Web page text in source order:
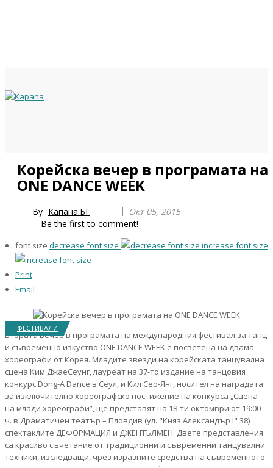
Корейска вечер в програмата на
ONE DANCE WEEK
By Капана.БГ
Окт 05, 2015
Be the first to comment!
font size decrease font size increase font size
Print
Email
ФЕСТИВАЛИ
Втората вечер в програмата на международния фестивал за танц
и съвременно изкуство ONE DANCE WEEK е посветена на двама
хореографи от Корея. Младите звезди на корейската танцувална
сцена Ким ДжаеСеунг, лауреат на 37-то издание на танцовия
конкурс Dong-A Dance в Сеул, и Кил Сео-Янг, носител на наградата
за изключително хореографско постижение на конкурса „Сцена
на млади хореографи”, ще представят на 18-ти октомври от 19:00
ч. в Драматичен театър – Пловдив (ул. "Княз Александър I" 38)
спектаклите ДЕФОРМАЦИЯ и ДЖЕНТЪЛМЕН. Двете представления
са красиво съчетание от традиционни и съвременни танцувални
техники, изследващи, чрез изразните средства на съвременното
Year
Month
Year
Month